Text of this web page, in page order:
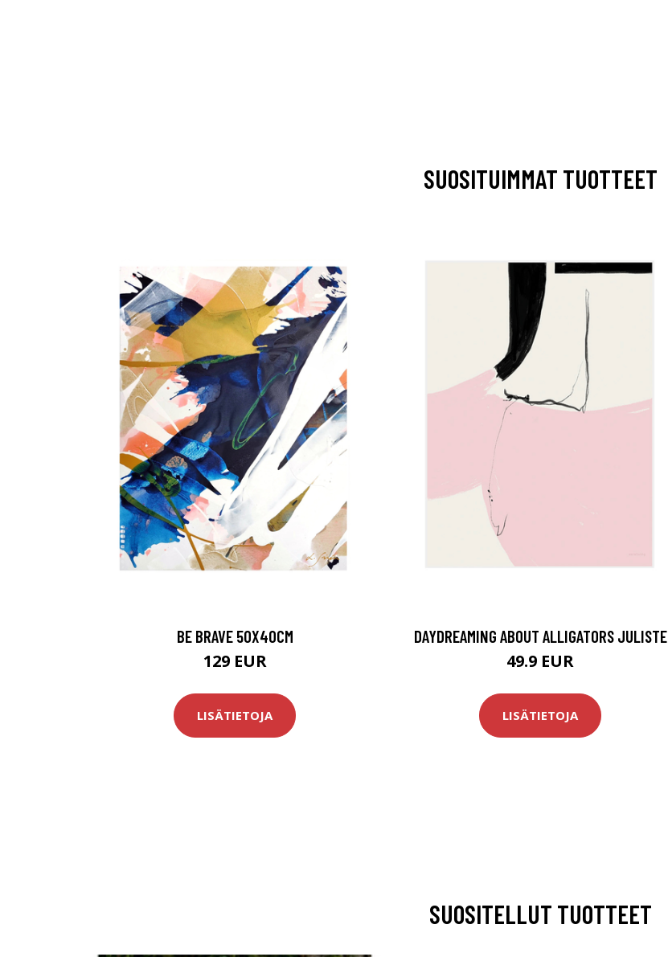
SUOSITUIMMAT TUOTTEET
BE BRAVE 50X40CM
129 EUR
LISÄTIETOJA
DAYDREAMING ABOUT ALLIGATORS JULISTE
49.9 EUR
LISÄTIETOJA
SUOSITELLUT TUOTTEET